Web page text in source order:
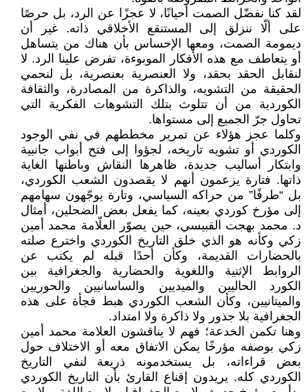
لقد كنا نفضّل الصمت أحيانًا، لا عجزًا عن الرد، بل حرصًا
على ألّا ننزلق إلى المستنقع الأخلاقي ذاته. غير أن
ديمومة الصمت، ومعها الإحساس بأن هناك من يتساهل
أو يتعاطف مع هذه الأفكار الموبوءة، تفرض علينا الرد. لا
لنقابل الحقد بحقد، ولا العنصرية بعنصرية، بل لنحمي
الحقيقة من التشويه، والذاكرة من المصادرة، والثقافة
الكوردية من أن تتلوث بتلك التشوهات الفكرية التي
تحاول جرّ الجميع إلى مستواها.
وكلما عجز هؤلاء عن تمرير مخططهم في نفي الوجود
الكوردي أو تشويه تاريخه، لجؤوا إلى فتح أبواب جانبية
وابتكار أساليب جديدة، ظاهرها النقاش وباطنها الغاية
ذاتها. فتارة يزعمون أنهم لا يقصدون الشعب الكوردي،
بل “طرفًا” من حراكه السياسي، وتارة يوجّهون سهامهم
إلى مؤرخ كوردي بعينه، كما يفعل بعض الضحلين، أمثال
د. محمد بهجت القبيسي، حين يصوّر العلّامة محمد أمين
زكي وكأنه هو الذي خلق التاريخ الكوردي واخترع صلته
بالحضارات القديمة، وكأن أحدًا قبله لم يكتب عن
الروابط الإثنية واللغوية والحضارية والجغرافية بين
الكورد الحاليين والميديين والساسانيين والحوريين
والميتانيين، وكأن الشعب الكوردي هبط فجأة على هذه
الجغرافية بلا جذور ولا ذاكرة ولا امتداد.
وهنا تكمن الخدعة؛ فهم لا يناقشون العلامة محمد أمين
زكي بوصفه مؤرخًا يمكن الاتفاق معه أو الاختلاف حول
بعض قراءاته، بل يستخدمونه ذريعة لنفي التاريخ
الكوردي كله. يريدون إقناع القارئ بأن التاريخ الكوردي